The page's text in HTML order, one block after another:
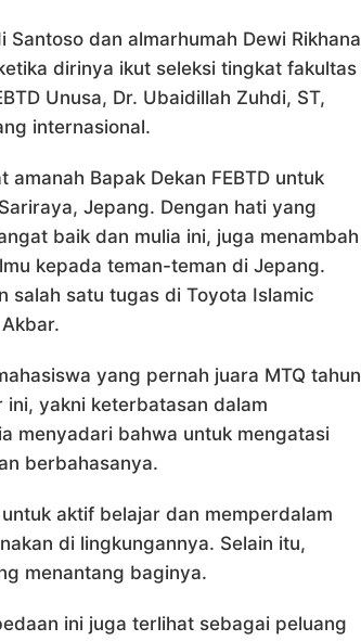
dan almarhumah Dewi Rikhana
dirinya ikut seleksi tingkat fakultas
Unusa, Dr. Ubaidillah Zuhdi, ST,
internasional.
Bapak Dekan FEBTD untuk
Jepang. Dengan hati yang
baik dan mulia ini, juga menambah
kepada teman-teman di Jepang.
salah satu tugas di Toyota Islamic
yang pernah juara MTQ tahun
yakni keterbatasan dalam
menyadari bahwa untuk mengatasi
berbahasanya.
aktif belajar dan memperdalam
di lingkungannya. Selain itu,
menantang baginya.
ini juga terlihat sebagai peluang